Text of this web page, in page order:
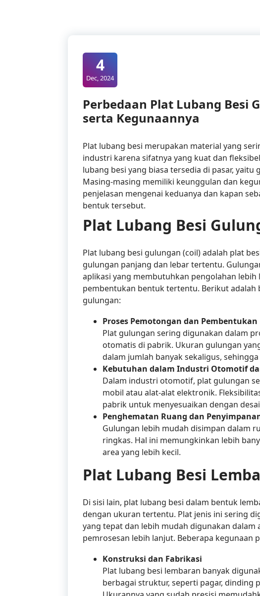
4
Dec, 2024
Perbedaan Plat Lubang Besi
serta Kegunaannya
Plat lubang besi merupakan material yang
industri karena sifatnya yang kuat dan
lubang besi yang biasa tersedia di pasar, yaitu
Masing-masing memiliki keunggulan dan
penjelasan mengenai keduanya dan kapan
bentuk tersebut.
Plat Lubang Besi
Plat lubang besi gulungan (coil) adalah plat
gulungan panjang dan lebar tertentu.
aplikasi yang membutuhkan pengolahan
pembentukan bentuk tertentu. Berikut adalah
gulungan:
Proses Pemotongan dan Pembentukan
Plat gulungan sering digunakan dalam
otomatis di pabrik. Ukuran gulungan
dalam jumlah banyak sekaligus,
Kebutuhan dalam Industri Otomotif
Dalam industri otomotif, plat gulungan
mobil atau alat-alat elektronik.
pabrik untuk menyesuaikan dengan
Penghematan Ruang dan
Gulungan lebih mudah disimpan dalam
ringkas. Hal ini memungkinkan lebih
area yang lebih kecil.
Plat Lubang Besi
Di sisi lain, plat lubang besi dalam bentuk
dengan ukuran tertentu. Plat jenis ini sering
yang tepat dan lebih mudah digunakan dalam
pemrosesan lebih lanjut. Beberapa kegunaan
Konstruksi dan Fabrikasi
Plat lubang besi lembaran banyak
berbagai struktur, seperti pagar, dinding